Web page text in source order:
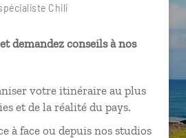
Chili
demandez conseils à nos
votre itinéraire au plus
et de la réalité du pays.
à face ou depuis nos studios